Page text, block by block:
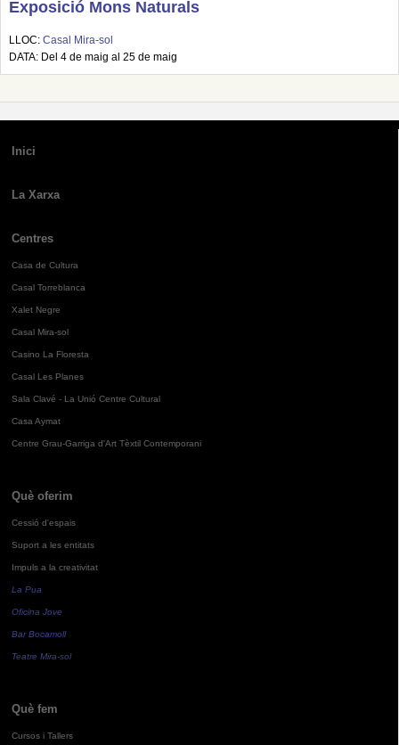
Exposició Mons Naturals
LLOC: Casal Mira-sol
DATA: Del 4 de maig al 25 de maig
Inici
La Xarxa
Centres
Casa de Cultura
Casal Torreblanca
Xalet Negre
Casal Mira-sol
Casino La Floresta
Casal Les Planes
Sala Clavé - La Unió Centre Cultural
Casa Aymat
Centre Grau-Garriga d'Art Tèxtil Contemporani
Què oferim
Cessió d'espais
Suport a les entitats
Impuls a la creativitat
La Pua
Oficina Jove
Bar Bocamoll
Teatre Mira-sol
Què fem
Cursos i Tallers